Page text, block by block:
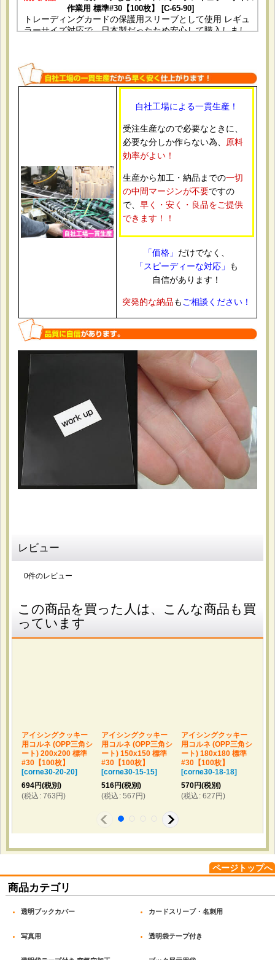
作業用 標準#30【100枚】 [C-65-90]
トレーディングカードの保護用スリーブとして使用 レギュ
ラーサイズ対応で、日本製だったため安心して購入しまし
OPP袋テープ付 A4用 標準#30【100枚】 [テ-A4]
カタログや販促資料をまとめて入れるために使用。 DMやパ
ンフレット用に使いやすそうだったため。 透明度も高く、
仕上がりがきれいでした。
2026-06-10
購入商品： OPP袋テープ付 ポストカード用 本体側開閉自在テー
プ 標準#30【100枚】 [本テ開閉自在-ポスト]
ポストカードの整理と保管用。 必要なサイズがあり、開閉
できるタイプだったから。 サイズがちょうど良く、使いや
2026-05-21
購入商品： OPP袋テープなし A4用 お徳#25【100枚】 [サ徳-A4]
書類やチラシの保管用として購入しました。 日本製で品質
面に安心感があり、価格も手頃だったため。 薄手ですが普
段使いには十分でした。
2026-05-07
購入商品
白ヘッダー付OPP袋 ハガキ用 105x155+30+30 標準
#30【100枚】 [Hハガキ]
同人イベントで販売するイラストカードやポストカードの個
包装に使用。 ヘッダー付きでフック陳列しやすく、必要な
サイズが細かく選べたためです。価格も手頃でした。 袋の
2026-04-17
購入商品 ：
書類や資料の保管に使います。 日本製で品質が安定してい
した。 しっかりした作りで安心感があり、普段使いにちょ
うど良い厚みです。テープ付きなので保管にも便利です。
す。
2026-03-13
枚】 / OPP袋テープなし ハガキ用 厚口#40【100
枚】 / 透明ブックカバー B6青年コミック用 厚口
#30【100枚】 / OPP袋テープなし 210x300 標準
#30【100枚】 / OPP袋テープなし 140x200 標準
#30【100枚】 / OPP袋テープなし A5用 厚口
#40【100枚】 / OPP袋テープなし 190x300 標準
#30【100枚】 / OPP袋テープなし 120x180 標準
#30【100枚】
あって希望のサイズがあった。 大変満足で定期的にリピー
トしてます。
自社工場による一貫生産！
受注生産なので必要なときに、
必要な分しか作らない為、 原料
効率がよい！
生産から加工・納品までの一切
の中間マージンが不要ですの
で、 早く・安く・良品をご提供
できます！！
「価格」 だけでなく、
「スピーディーな対応」
も
自信があります！
突発的な納品もご相談ください！
レビュー
0件のレビュー
この商品を買った人は、こんな商品も買
っています
アイシングクッキー
用コルネ (OPP三角シ
ート) 200x200 標準
#30【100枚】
[corne30-20-20]
694円(税別)
(税込 : 763 円)
アイシングクッキー
用コルネ (OPP三角シ
ート) 150x150 標準
#30【100枚】
[corne30-15-15]
516円(税別)
(税込 : 567 円)
アイシングクッキー
用コルネ (OPP三角シ
ート) 180x180 標準
#30【100枚】
[corne30-18-18]
570円(税別)
(税込 : 627 円)
ページトップへ
商品カテゴリ
透明ブックカバー カードスリーブ・名刺用
写真用 透明袋テープ付き